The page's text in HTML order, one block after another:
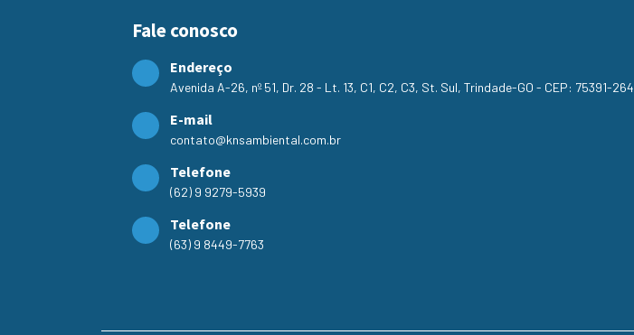
Fale conosco
Endereço
Avenida A-26, nº 51, Dr. 28 - Lt. 13, C1, C2, C3, St. Sul, Trindade-GO - CEP: 75391-264
E-mail
contato@knsambiental.com.br
Telefone
(62) 9 9279-5939
Telefone
(63) 9 8449-7763